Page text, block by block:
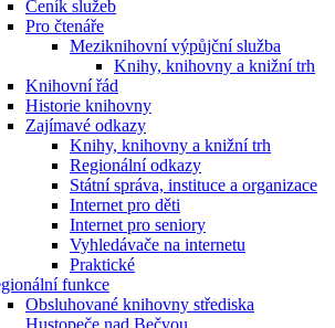
Ceník služeb
Pro čtenáře
Meziknihovní výpůjční služba
Knihy, knihovny a knižní trh
Knihovní řád
Historie knihovny
Zajímavé odkazy
Knihy, knihovny a knižní trh
Regionální odkazy
Státní správa, instituce a organizace
Internet pro děti
Internet pro seniory
Vyhledávače na internetu
Praktické
funkce
Obsluhované knihovny střediska
Hustopeče nad Bečvou